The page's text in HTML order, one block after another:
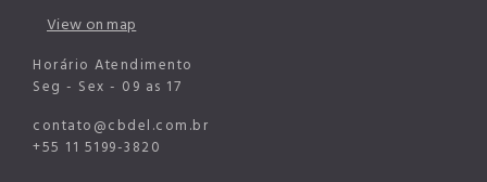
View on map
Horário Atendimento
Seg - Sex - 09 as 17
contato@cbdel.com.br
+55 11 5199-3820